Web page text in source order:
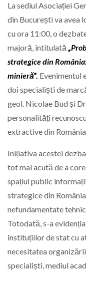
La sediul Asociației
din București va avea
cu ora 11:00, o
majoră, intitulată „
strategice din
minieră”. Evenimentul
doi specialiști de
geol. Nicolae Bud și
personalități
extractive din
Inițiativa acestei
tot mai acută de a
spațiul public
strategice din
nefundamentate
Totodată, s-a
instituțiilor de stat cu
necesitatea
specialiști, mediul